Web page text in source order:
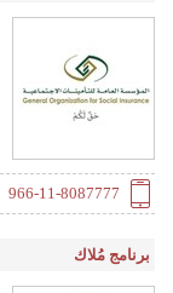
966-11-8087777
برنامج مُلاك